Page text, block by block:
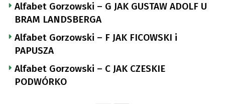
Alfabet Gorzowski – G JAK GUSTAW ADOLF U
BRAM LANDSBERGA
Alfabet Gorzowski – F JAK FICOWSKI i
PAPUSZA
Alfabet Gorzowski – C JAK CZESKIE
PODWÓRKO